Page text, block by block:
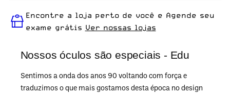
Nossos óculos são especiais - Edu
Sentimos a onda dos anos 90 voltando com força e
traduzimos o que mais gostamos desta época no design
ideal para quem busca um óculos confortável para o dia a dia.
Encontre a loja perto de você e Agende seu
exame grátis Ver nossas lojas